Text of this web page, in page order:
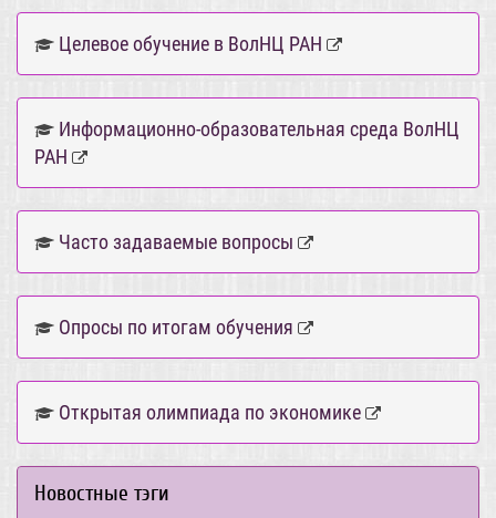
Целевое обучение в ВолНЦ РАН
Информационно-образовательная среда ВолНЦ
РАН
Часто задаваемые вопросы
Опросы по итогам обучения
Открытая олимпиада по экономике
Новостные тэги